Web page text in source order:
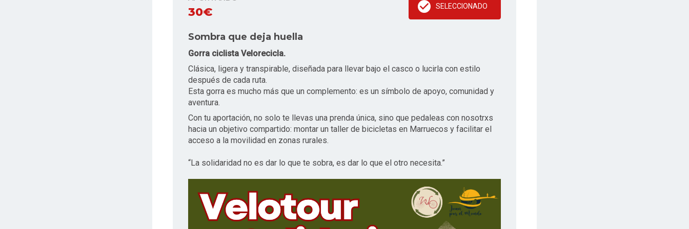
30€ SELECCIONADO
Sombra que deja huella
Gorra ciclista Velorecicla.
Clásica, ligera y transpirable, diseñada para llevar bajo el casco o lucirla con estilo
después de cada ruta.
Esta gorra es mucho más que un complemento: es un símbolo de apoyo, comunidad y
aventura.
Con tu aportación, no solo te llevas una prenda única, sino que pedaleas con nosotrxs
hacia un objetivo compartido: montar un taller de bicicletas en Marruecos y facilitar el
acceso a la movilidad en zonas rurales.
“La solidaridad no es dar lo que te sobra, es dar lo que el otro necesita.”